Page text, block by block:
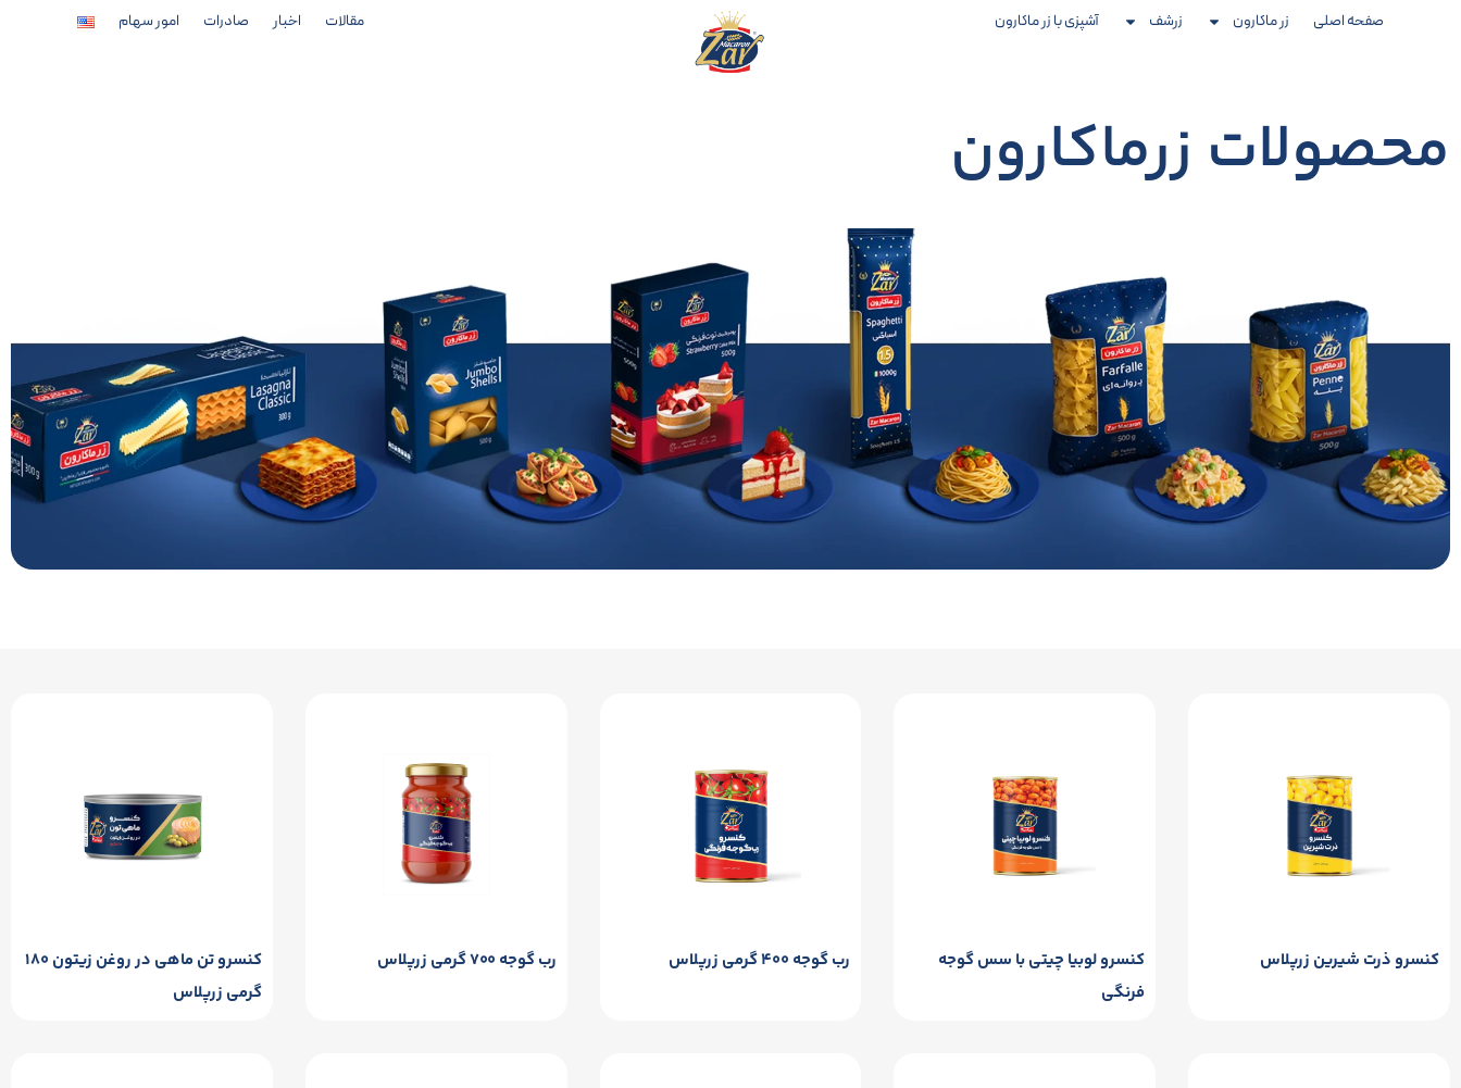
صفحه اصلی زر ماکارون زرشف آشپزی با زر ماکارون مقالات اخبار صادرات امور سهام
محصولات زرماکارون
کنسرو ذرت شیرین زرپلاس
کنسرو لوبیا چیتی با سس گوجه
فرنگی
رب گوجه ۴۰۰ گرمی زرپلاس رب گوجه ۷۰۰ گرمی زرپلاس
کنسرو تن ماهی در روغن زیتون ۱۸۰
گرمی زرپلاس